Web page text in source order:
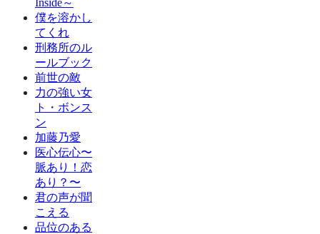
Inside～
僕を溶かし
てくれ
刑務所のル
ールブック
前世の敵
力の強い女
ト・ボンス
ン
加藤乃愛
医心伝心〜
脈あり！恋
あり？〜
君の声が聞
こえる
品位のある